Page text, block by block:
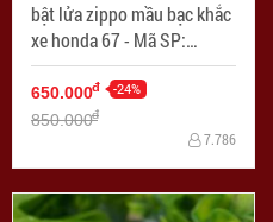
bật lửa zippo mầu bạc khắc
xe honda 67 - Mã SP:
ZPC1442
650.000đ -24%
850.000đ
7.786